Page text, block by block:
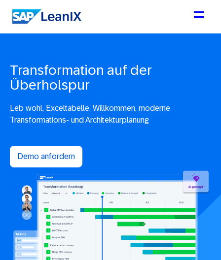
Transformation auf der
Überholspur
Leb wohl, Exceltabelle. Willkommen, moderne
Transformations- und Architekturplanung
Demo anfordern